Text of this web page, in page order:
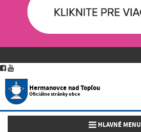
Hermanovce nad Topľou
Oficiálne stránky obce
Toggle navigation
HLAVNÉ MENU